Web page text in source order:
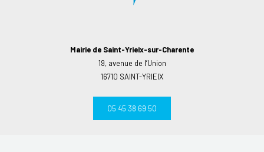
Mairie de Saint-Yrieix-sur-Charente
19, avenue de l’Union
16710 SAINT-YRIEIX
05 45 38 69 50